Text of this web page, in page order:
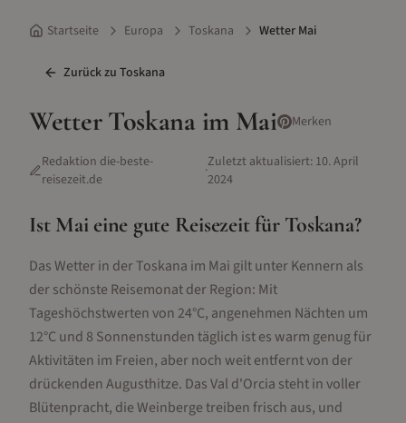
Startseite Europa Toskana Wetter Mai
Zurück zu Toskana
WetterToskanaim Mai Merken
Redaktion die-beste-
reisezeit.de
·Zuletzt aktualisiert: 10. April
2024
Ist Maieine gute Reisezeit für Toskana?
Das Wetter in der Toskana im Mai gilt unter Kennern als
der schönste Reisemonat der Region: Mit
Tageshöchstwerten von 24°C, angenehmen Nächten um
12°C und 8 Sonnenstunden täglich ist es warm genug für
Aktivitäten im Freien, aber noch weit entfernt von der
drückenden Augusthitze. Das Val d'Orcia steht in voller
Blütenpracht, die Weinberge treiben frisch aus, und